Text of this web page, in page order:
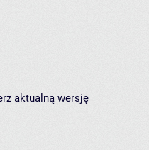
aktualną wersję